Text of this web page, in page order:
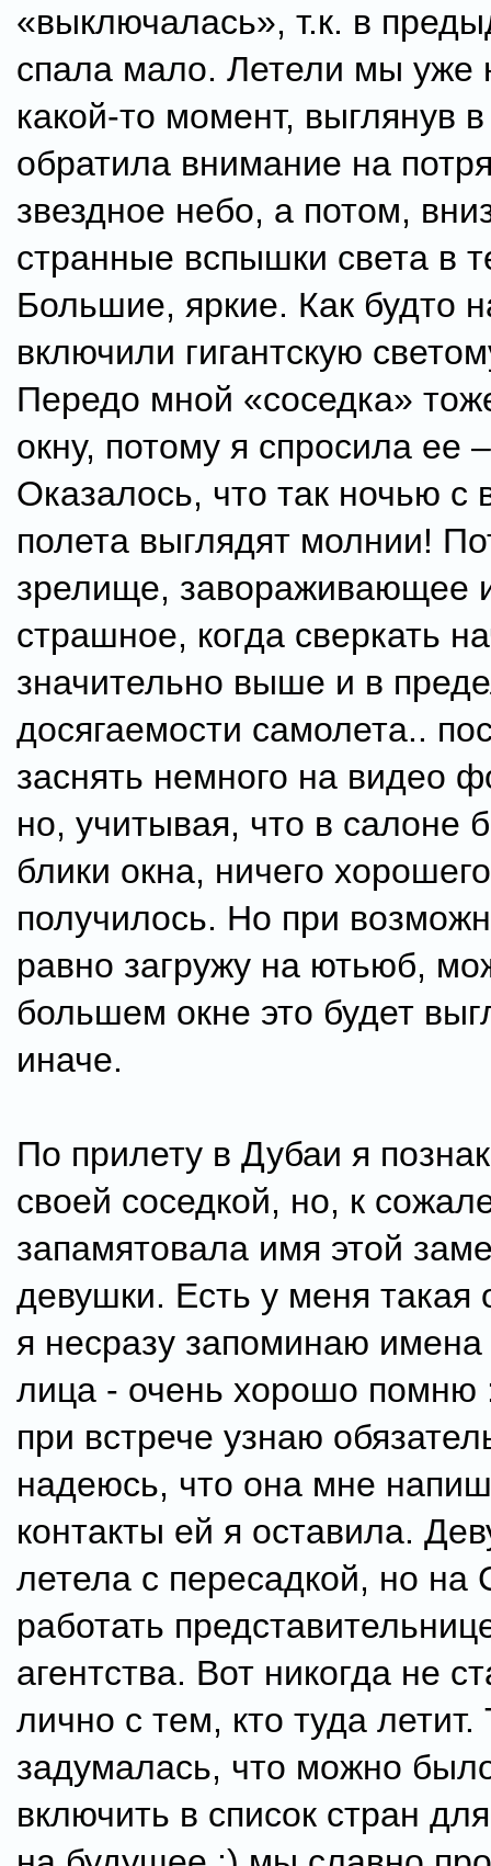
«выключалась», т.к. в
спала мало. Летели мы уже
какой-то момент, выглянув
обратила внимание на
звездное небо, а потом,
странные вспышки света в
Большие, яркие. Как будто
включили гигантскую
Передо мной «соседка»
окну, потому я спросила ее
Оказалось, что так ночью с
полета выглядят молнии!
зрелище, завораживающее
страшное, когда сверкать
значительно выше и в
досягаемости самолета..
заснять немного на видео
но, учитывая, что в салоне
блики окна, ничего
получилось. Но при
равно загружу на ютьюб,
большем окне это будет
иначе.
По прилету в Дубаи я
своей соседкой, но, к
запамятовала имя этой
девушки. Есть у меня такая
я несразу запоминаю
лица - очень хорошо помню
при встрече узнаю
надеюсь, что она мне
контакты ей я оставила.
летела с пересадкой, но
работать
агентства. Вот никогда не
лично с тем, кто туда
задумалась, что можно
включить в список стран